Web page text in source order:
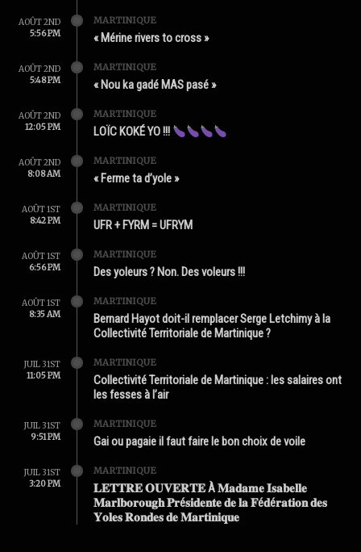
AOÛT 2ND
5:56 PM
MARTINIQUE
« Mérine rivers to cross »
AOÛT 2ND
5:48 PM
MARTINIQUE
« Nou ka gadé MAS pasé »
AOÛT 2ND
12:05 PM
MARTINIQUE
LOÏC KOKÉ YO !!!
AOÛT 2ND
8:08 AM
MARTINIQUE
« Ferme ta d’yole »
AOÛT 1ST
8:42 PM
MARTINIQUE
UFR + FYRM = UFRYM
AOÛT 1ST
6:56 PM
MARTINIQUE
Des yoleurs ? Non. Des voleurs !!!
AOÛT 1ST
8:35 AM
MARTINIQUE
Bernard Hayot doit-il remplacer Serge Letchimy à la
Collectivité Territoriale de Martinique ?
JUIL 31ST
11:05 PM
MARTINIQUE
Collectivité Territoriale de Martinique : les salaires ont
les fesses à l’air
JUIL 31ST
9:51 PM
MARTINIQUE
Gai ou pagaie il faut faire le bon choix de voile
JUIL 31ST
3:20 PM
MARTINIQUE
𝐋𝐄𝐓𝐓𝐑𝐄 𝐎𝐔𝐕𝐄𝐑𝐓𝐄 À 𝐌𝐚𝐝𝐚𝐦𝐞 𝐈𝐬𝐚𝐛𝐞𝐥𝐥𝐞
𝐌𝐚𝐫𝐥𝐛𝐨𝐫𝐨𝐮𝐠𝐡 𝐏𝐫é𝐬𝐢𝐝𝐞𝐧𝐭𝐞 𝐝𝐞 𝐥𝐚 𝐅é𝐝é𝐫𝐚𝐭𝐢𝐨𝐧 𝐝𝐞𝐬
𝐘𝐨𝐥𝐞𝐬 𝐑𝐨𝐧𝐝𝐞𝐬 𝐝𝐞 𝐌𝐚𝐫𝐭𝐢𝐧𝐢𝐪𝐮𝐞